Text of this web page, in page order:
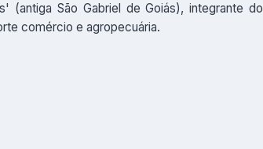
(antiga São Gabriel de Goiás), integrante do
comércio e agropecuária.